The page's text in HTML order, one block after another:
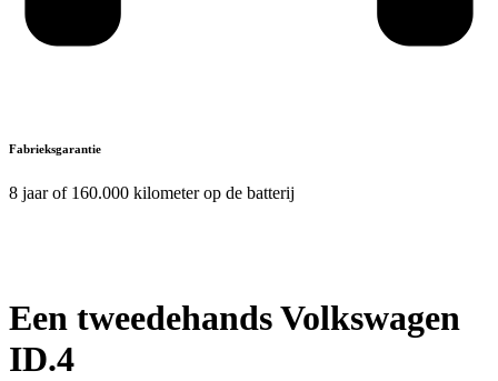
Fabrieksgarantie
8 jaar of 160.000 kilometer op de batterij
Een tweedehands Volkswagen
ID.4